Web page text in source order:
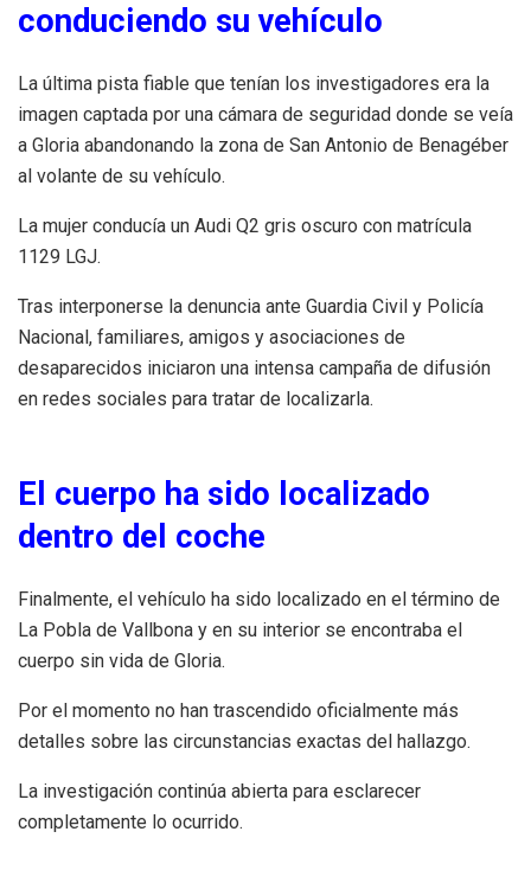
conduciendo su vehículo
La última pista fiable que tenían los investigadores era la
imagen captada por una cámara de seguridad donde se veía
a Gloria abandonando la zona de San Antonio de Benagéber
al volante de su vehículo.
La mujer conducía un Audi Q2 gris oscuro con matrícula
1129 LGJ.
Tras interponerse la denuncia ante Guardia Civil y Policía
Nacional, familiares, amigos y asociaciones de
desaparecidos iniciaron una intensa campaña de difusión
en redes sociales para tratar de localizarla.
El cuerpo ha sido localizado
dentro del coche
Finalmente, el vehículo ha sido localizado en el término de
La Pobla de Vallbona y en su interior se encontraba el
cuerpo sin vida de Gloria.
Por el momento no han trascendido oficialmente más
detalles sobre las circunstancias exactas del hallazgo.
La investigación continúa abierta para esclarecer
completamente lo ocurrido.